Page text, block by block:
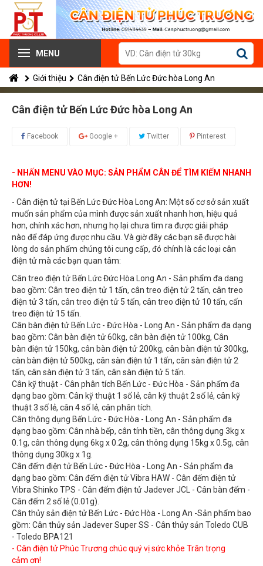
MENU
Giới thiệu Cân điện tử Bến Lức Đức hòa Long An
Cân điện tử Bến Lức Đức hòa Long An
Facebook Google + Twitter Pinterest
- NHẤN MENU VÀO MỤC: SẢN PHẨM CÂN ĐỂ TÌM KIẾM NHANH
HƠN!
- Cân điện tử tại Bến Lức Đức Hòa Long An: Một số cơ sở sản xuất
muốn sản phẩm của mình được sản xuất nhanh hơn, hiệu quả
hơn, chính xác hơn, nhưng họ lại chưa tìm ra được giải pháp
nào để đáp ứng được nhu cầu. Và giờ đây các bạn sẽ được hài
lòng do sản phẩm chúng tôi cung cấp, đó chính là các loại cân
điện tử mà các bạn quan tâm:
Cân treo điện tử Bến Lức Đức Hòa Long An - Sản phẩm đa dang
bao gồm: Cân treo điện tử 1 tấn, cân treo điện tử 2 tấn, cân treo
điện tử 3 tấn, cân treo điện tử 5 tấn, cân treo điện tử 10 tấn, cấn
treo điện tử 15 tấn.
Cân bàn điện tử Bến Lức - Đức Hòa - Long An - Sản phẩm đa dạng
bao gồm: Cân bàn điện tử 60kg, cân bàn điện tử 100kg, Cân
bàn điện tử 150kg, cân bàn điện tử 200kg, cân bàn điện tử 300kg,
càn bàn điện tử 500kg, cân sàn điện tử 1 tấn, cân sàn điện tử 2
tấn, cân sàn điện tử 3 tấn, cân sàn điện tử 5 tấn.
Cân kỹ thuật - Cân phân tích Bến Lức - Đức Hòa - Sản phẩm đa
dạng bao gồm: Cân kỹ thuật 1 số lẻ, cân kỹ thuật 2 số lẻ, cân kỹ
thuật 3 số lẻ, cân 4 số lẻ, cân phân tích.
Cân thông dụng Bến Lức - Đức Hòa - Long An - Sản phẩm đa
dạng bao gồm: Cân nhà bếp, cân tính tiền, cân thông dụng 3kg x
0.1g, cân thông dụng 6kg x 0.2g, cân thông dụng 15kg x 0.5g, cân
thông dụng 30kg x 1g.
Cân đếm điện tử Bến Lức - Đức Hòa - Long An - Sản phẩm đa
dạng bao gồm: Cân đếm điện tử Vibra HAW - Cân đếm điện tử
Vibra Shinko TPS - Cân đếm điện tử Jadever JCL - Cân bàn đếm -
Cân đếm 2 số lẻ (0.01g).
Cân thủy sản điện tử Bến Lức - Đức Hòa - Long An -Sản phẩm bao
gồm: Cân thủy sản Jadever Super SS - Cân thủy sản Toledo CUB
- Toledo BPA121
- Cân điện tử PhúcTrương chúcquý vị sức khỏe Trân trọng
cảm ơn!